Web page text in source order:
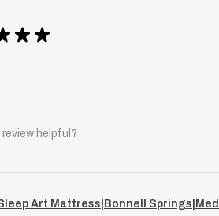
★ ★
helpful?
Art Mattress|Bonnell